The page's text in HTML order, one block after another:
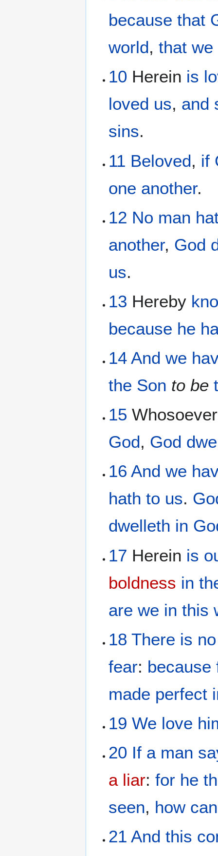
because that
world,that we
10 Herein is
loved us, and
sins.
11 Beloved, if
one another.
12 No man
another, God
us.
13 Hereby
because he
14 And we
the Son to be
15
God, God
16 And we
hath to us.
dwelleth in
17 Herein is
boldness in
are we in this
18 There is no
fear: because
made perfect
19 We love
20 If a man
a liar:for he
seen, how can
21 And this